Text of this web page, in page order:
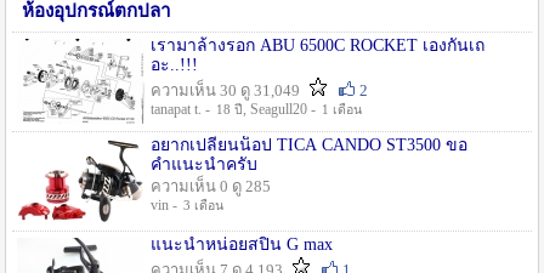
ห้องอุปกรณ์ตกปลา
เรามาล้างรอก ABU 6500C ROCKET เองกันเถ
อะ..!!!
ความเห็น 30 ดู 31,049
2
tanapat t. - 18 ปี , Seagull20 - 1 เดือน
อยากเปลี่ยนน็อป TICA CANDO ST3500 ขอ
คำแนะนำครับ
ความเห็น 0 ดู 285
vin - 3 เดือน
แนะนำหน่อยสปิน G max